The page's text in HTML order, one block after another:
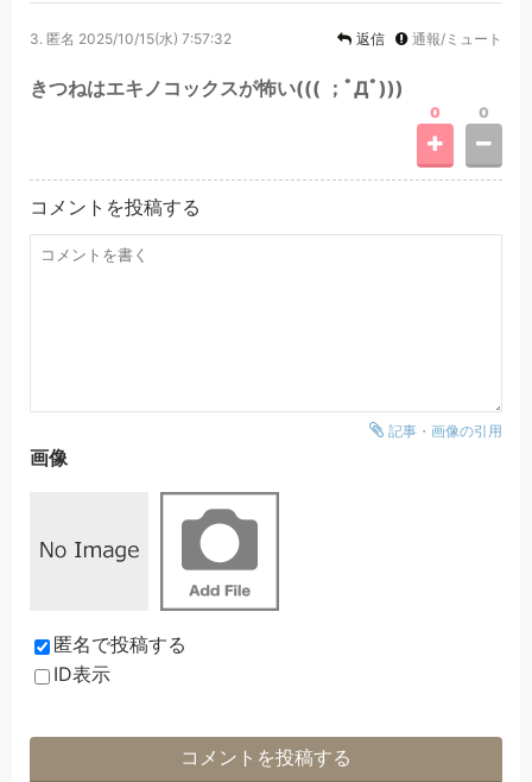
3. 匿名 2025/10/15(水) 7:57:32 返信 通報/ミュート
きつねはエキノコックスが怖い((( ；ﾟДﾟ)))
0 0
コメントを投稿する
記事・画像の引用
画像
匿名で投稿する
ID表示